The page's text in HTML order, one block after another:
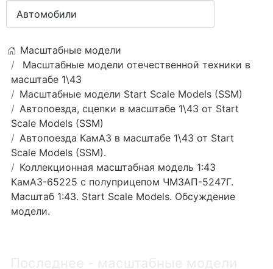
Масштабные модели
Масштабные модели отечественной техники в
масштабе 1\43
Масштабные модели Start Scale Models (SSM)
Автопоезда, сцепки в масштабе 1\43 от Start
Scale Models (SSM)
Автопоезда КамАЗ в масштабе 1\43 от Start
Scale Models (SSM).
Коллекционная масштабная модель 1:43
КамАЗ-65225 с полуприцепом ЧМЗАП-5247Г.
Масштаб 1:43. Start Scale Models. Обсуждение
модели.